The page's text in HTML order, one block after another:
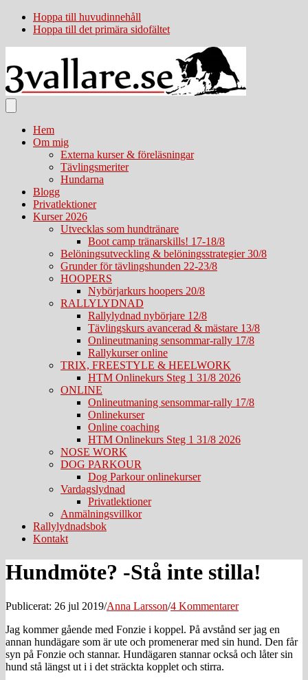
Hoppa till huvudinnehåll
Hoppa till det primära sidofältet
Hem
Om mig
Externa kurser & föreläsningar
Tävlingsmeriter
Hundarna
Blogg
Privatlektioner
Kurser 2026
Utvecklas som hundtränare
Boot camp tränarskills! 17-18/8
Belöningsutveckling & belöningsstrategier 30/8
Grunder för tävlingshunden 22-23/8
HOOPERS
Nybörjarkurs hoopers 20/8
RALLYLYDNAD
Rallylydnad nybörjare 12/8
Tävlingskurs avancerad & mästare 13/8
Onlineutmaning sensommar-rally 17/8
Rallykurser online
TRIX, FREESTYLE & HEELWORK
HTM Onlinekurs Steg 1 31/8 2026
ONLINE
Onlineutmaning sensommar-rally 17/8
Onlinekurser
Online coaching
HTM Onlinekurs Steg 1 31/8 2026
NOSE WORK
DOG PARKOUR
Dog Parkour onlinekurser
Vardagslydnad
Privatlektioner
Anmälningsvillkor
Rallylydnadsbok
Kontakt
Hundmöte? -Stå inte stilla!
Publicerat: 26 jul 2019/Anna Larsson/4 Kommentarer
Jag kommer gående med Fonzie i koppel. På avstånd ser jag en
annan hundägare som är ute och promenerar med sin hund. Den får
syn på Fonzie och stannar. Hundägaren stannar också och låter sin
hund stå längst ut i i det sträckta kopplet och stirra.